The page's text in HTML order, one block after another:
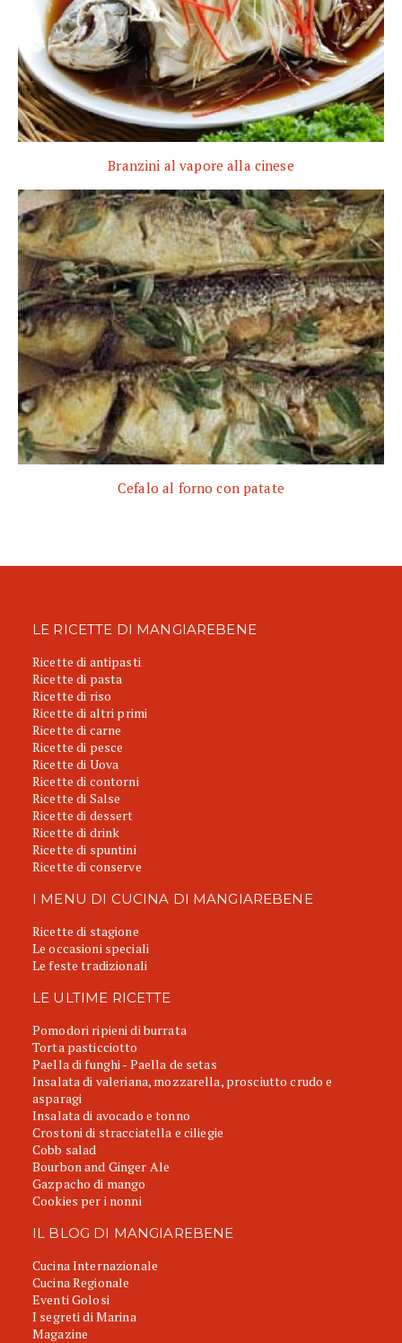
Branzini al vapore alla cinese
Cefalo al forno con patate
LE RICETTE DI MANGIAREBENE
Ricette di antipasti
Ricette di pasta
Ricette di riso
Ricette di altri primi
Ricette di carne
Ricette di pesce
Ricette di Uova
Ricette di contorni
Ricette di Salse
Ricette di dessert
Ricette di drink
Ricette di spuntini
Ricette di conserve
I MENU DI CUCINA DI MANGIAREBENE
Ricette di stagione
Le occasioni speciali
Le feste tradizionali
LE ULTIME RICETTE
Pomodori ripieni di burrata
Torta pasticciotto
Paella di funghi - Paella de setas
Insalata di valeriana, mozzarella, prosciutto crudo e
asparagi
Insalata di avocado e tonno
Crostoni di stracciatella e ciliegie
Cobb salad
Bourbon and Ginger Ale
Gazpacho di mango
Cookies per i nonni
IL BLOG DI MANGIAREBENE
Cucina Internazionale
Cucina Regionale
Eventi Golosi
I segreti di Marina
Magazine